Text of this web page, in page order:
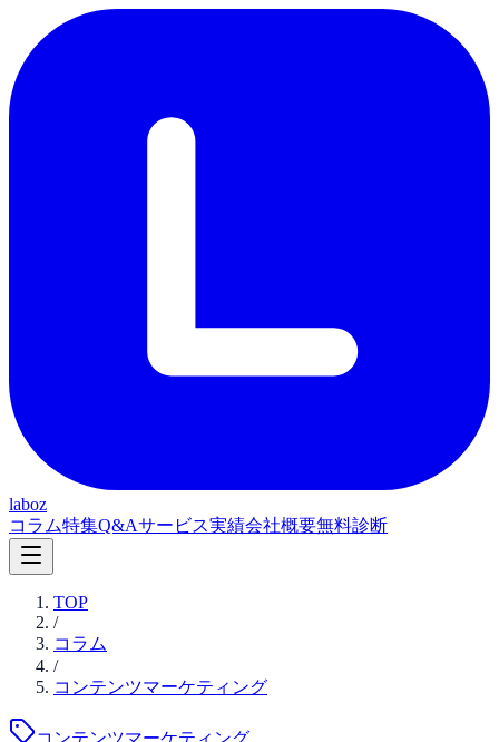
laboz
コラム特集Q&Aサービス実績会社概要無料診断
TOP
/
コラム
/
コンテンツマーケティング
コンテンツマーケティング